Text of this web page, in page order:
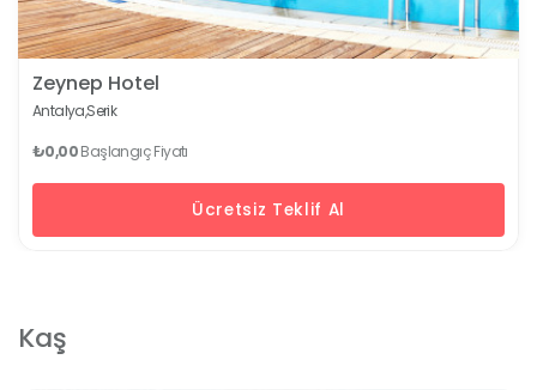
Zeynep Hotel
Antalya,Serik
₺0,00Başlangıç Fiyatı
Ücretsiz Teklif Al
Kaş